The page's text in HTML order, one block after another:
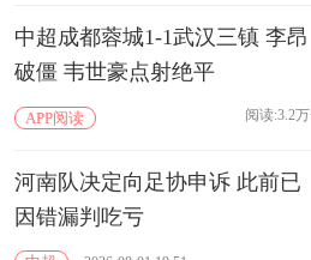
中超成都蓉城1-1武汉三镇 李昂
破僵 韦世豪点射绝平
APP阅读 阅读:3.2
河南队决定向足协申诉 此前已
因错漏判吃亏